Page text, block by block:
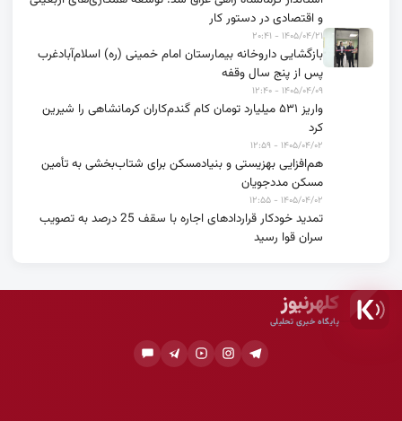
و اقتصادی در دستور کار
۱۴۰۵/۰۴/۲۱ - ۲۰:۴۱
بازگشایی داروخانه بیمارستان امام خمینی (ره) اسلام‌آبادغرب
پس از پنج سال وقفه
۱۴۰۵/۰۴/۰۹ - ۱۲:۴۰
واریز ۵۳۱ میلیارد تومان کام گندم‌کاران کرمانشاهی را شیرین
کرد
۱۴۰۵/۰۴/۰۲ - ۱۲:۵۹
هم‌افزایی بهزیستی و بنیادمسکن برای شتاب‌بخشی به تأمین
مسکن مددجویان
۱۴۰۵/۰۴/۰۲ - ۱۲:۵۵
تمدید خودکار قراردادهای اجاره با سقف 25 درصد به تصویب
سران قوا رسید
کلهرنیوز
پایگاه خبری تحلیلی